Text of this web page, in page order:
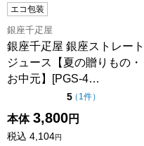
エコ包装
銀座千疋屋
銀座千疋屋 銀座ストレート
ジュース【夏の贈りもの・
お中元】[PGS-4…
5点（5点満点中）
（ 1件の評価
）
本体 3,800円
税込 4,104円